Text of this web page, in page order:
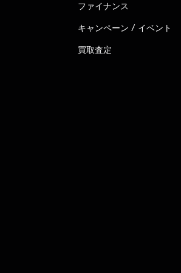
ファイナンス
キャンペーン / イベント
買取査定